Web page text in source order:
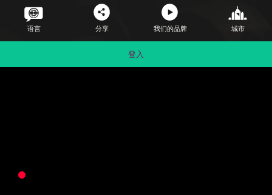
语言 分享 我们的品牌 城市
登入